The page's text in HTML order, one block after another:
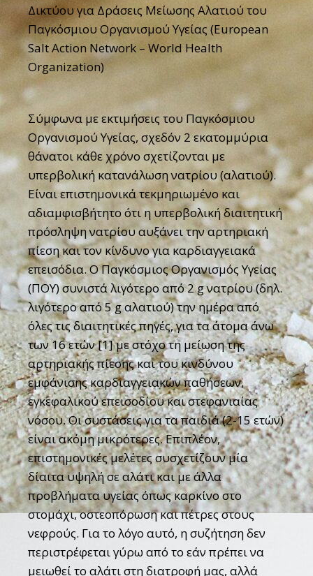
Δικτύου για Δράσεις Μείωσης Αλατιού του
Παγκόσμιου Οργανισμού Υγείας (European
Salt Action Network – World Health
Organization)
Σύμφωνα με εκτιμήσεις του Παγκόσμιου
Οργανισμού Υγείας, σχεδόν 2 εκατομμύρια
θάνατοι κάθε χρόνο σχετίζονται με
υπερβολική κατανάλωση νατρίου (αλατιού).
Είναι επιστημονικά τεκμηριωμένο και
αδιαμφισβήτητο ότι η υπερβολική διαιτητική
πρόσληψη νατρίου αυξάνει την αρτηριακή
πίεση και τον κίνδυνο για καρδιαγγειακά
επεισόδια. Ο Παγκόσμιος Οργανισμός Υγείας
(ΠΟΥ) συνιστά λιγότερο από 2 g νατρίου (δηλ.
λιγότερο από 5 g αλατιού) την ημέρα από
όλες τις διαιτητικές πηγές, για τα άτομα άνω
των 16 ετών [1] με στόχο τη μείωση της
αρτηριακής πίεσης και του κινδύνου
εμφάνισης καρδιαγγειακών παθήσεων,
εγκεφαλικού επεισοδίου και στεφανιαίας
νόσου. Οι συστάσεις για τα παιδιά (2-15 ετών)
είναι ακόμη μικρότερες. Επιπλέον,
επιστημονικές μελέτες συσχετίζουν μία
δίαιτα υψηλή σε αλάτι και με άλλα
προβλήματα υγείας όπως καρκίνο στο
στομάχι, οστεοπόρωση και πέτρες στους
νεφρούς. Για το λόγο αυτό, η συζήτηση δεν
περιστρέφεται γύρω από το εάν πρέπει να
μειωθεί το αλάτι στη διατροφή μας, αλλά